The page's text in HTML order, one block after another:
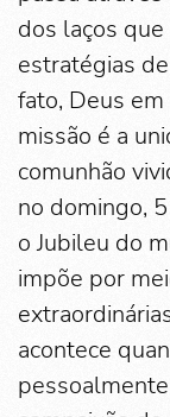
dos laços que
estratégias
fato, Deus em
missão é a
comunhão
no domingo,
o Jubileu do
impõe por
acontece